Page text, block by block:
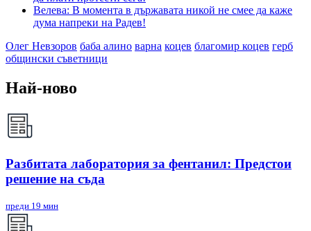
Велева: В момента в държавата никой не смее да каже
дума напреки на Радев!
Олег Невзоров баба алино варна коцев благомир коцев герб
общински съветници
Най-ново
Разбитата лаборатория за фентанил: Предстои
решение на съда
преди 19 мин